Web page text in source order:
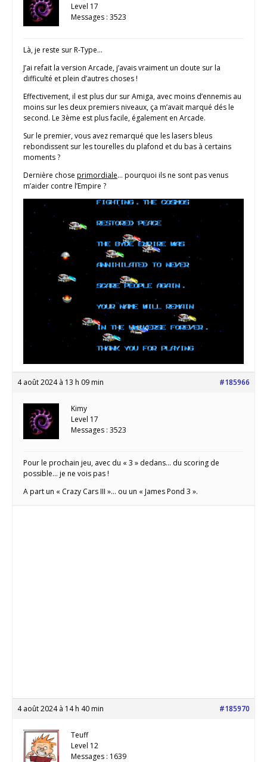
Level 17
Messages : 3523
Là, je reste sur R-Type…
J’ai refait la version Arcade, j’avais vraiment un doute sur la
difficulté et plein d’autres choses !
Effectivement, il est plus dur sur Amiga, avec moins d’ennemis au
moins sur les deux premiers niveaux, ça m’avait marqué dés le
second. Le 3ème est plus facile, également en Arcade.
Sur le premier, vous avez remarqué que les lasers bleus
rebondissent sur les tourelles du plafond et du bas à certains
moments ?
Dernière chose primordiale… pourquoi ils ne sont pas venus
m’aider contre l’Empire ?
4 août 2024 à 13 h 09 min #185966
Kimy
Level 17
Messages : 3523
Pour le prochain jeu, avec du « 3 » dedans… du scoring de
possible… je ne vois pas !
A part un « Crazy Cars III »… ou un « James Pond 3 ».
4 août 2024 à 14 h 40 min #185970
Teuff
Level 12
Messages : 1639